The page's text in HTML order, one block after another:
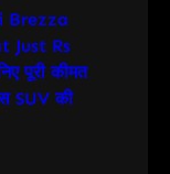
Brezza
Just Rs
पूरी कीमत
SUV की